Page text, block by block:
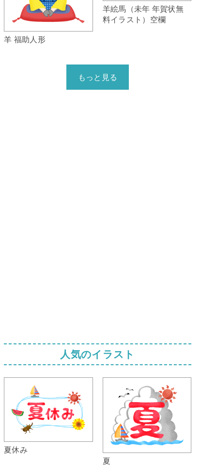
羊 福助人形
羊絵馬（未年 年賀状無
料イラスト）空欄
もっと見る
人気のイラスト
夏休み
夏